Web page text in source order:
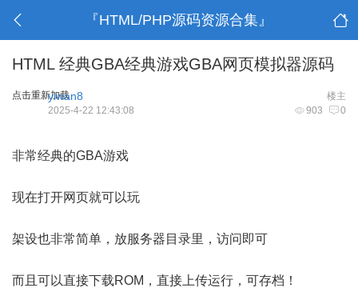
『HTML/PHP源码资源合集』
HTML 经典GBA经典游戏GBA网页模拟器源码
点击重新加载 楼主
yiwan8
903 0
2025-4-22 12:43:08
非常经典的GBA游戏
现在打开网页就可以玩
架设也非常简单，放服务器目录里，访问即可
而且可以直接下载ROM，直接上传运行，可存档！